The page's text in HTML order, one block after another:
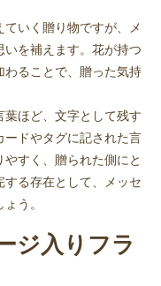
いく贈り物ですが、メ
いを補えます。花が持つ
ることで、贈った気持
ほど、文字として残す
ードやタグに記された言
すく、贈られた側にと
する存在として、メッセ
う。
ジ入りフラ